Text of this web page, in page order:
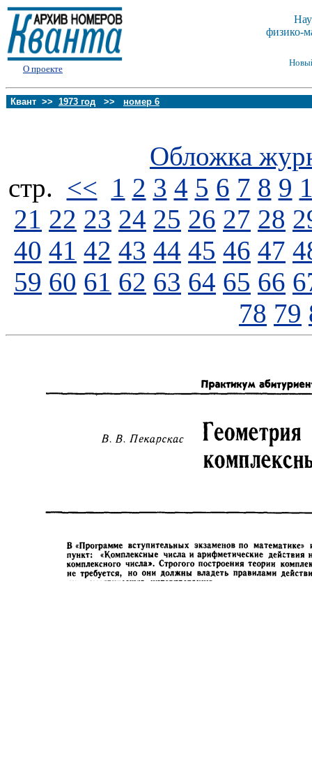
О проекте
физико-
Квант >> 1973 год >> номер 6
Обложка
стp. << 1 2 3 4 5 6 7 8 9
21 22 23 24 25 26 27 28
40 41 42 43 44 45 46 47
59 60 61 62 63 64 65 66
78 79